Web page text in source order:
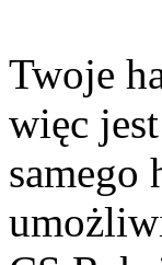
Twoje
więc
samego